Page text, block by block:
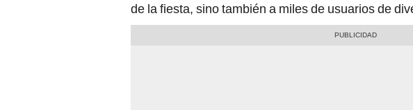
de la fiesta, sino también a miles de usuarios de